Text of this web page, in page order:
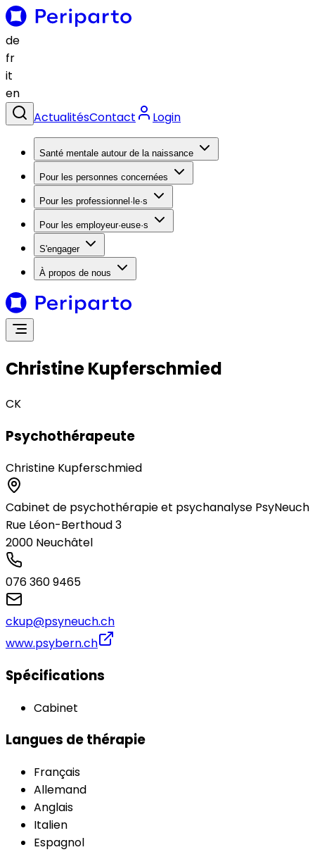
de
fr
it
en
ActualitésContact Login
Santé mentale autour de la naissance
Pour les personnes concernées
Pour les professionnel·le·s
Pour les employeur·euse·s
S'engager
À propos de nous
Christine Kupferschmied
CK
Psychothérapeute
Christine Kupferschmied
Cabinet de psychothérapie et psychanalyse PsyNeuch
Rue Léon-Berthoud 3
2000 Neuchâtel
076 360 9465
ckup@psyneuch.ch
www.psybern.ch
Spécifications
Cabinet
Langues de thérapie
Français
Allemand
Anglais
Italien
Espagnol